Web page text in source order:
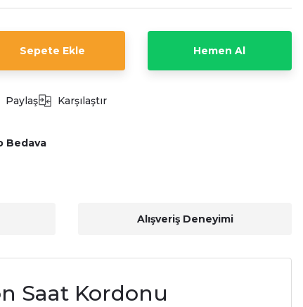
Sepete Ekle Hemen Al
Paylaş Karşılaştır
Bedava
Alışveriş Deneyimi
Saat Kordonu